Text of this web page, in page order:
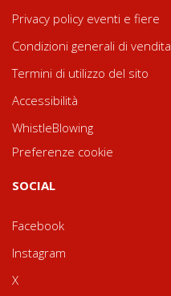
Privacy policy eventi e fiere
Condizioni generali di vendita
Termini di utilizzo del sito
Accessibilità
WhistleBlowing
Preferenze cookie
SOCIAL
Facebook
Instagram
X